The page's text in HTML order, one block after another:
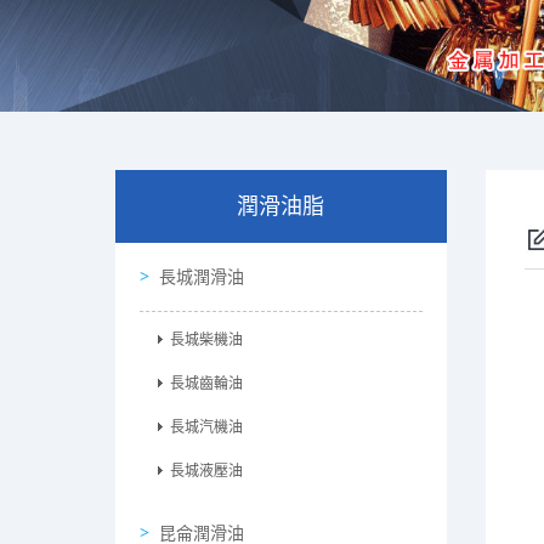
潤滑油脂
長城潤滑油
長城柴機油
長城齒輪油
長城汽機油
長城液壓油
昆侖潤滑油